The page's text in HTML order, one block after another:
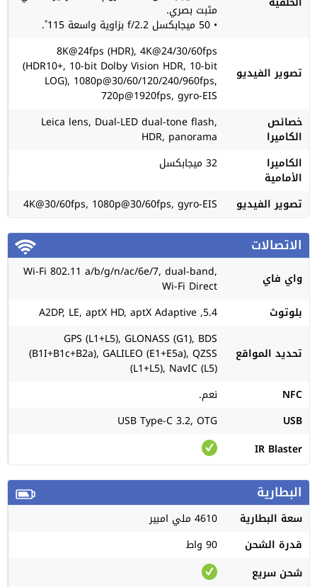
مثبت بصري.
• 50 ميجابكسل f/2.2 بزاوية واسعة 115˚.
تصوير الفيديو
8K@24fps (HDR), 4K@24/30/60fps
(HDR10+, 10-bit Dolby Vision HDR, 10-bit
LOG), 1080p@30/60/120/240/960fps,
720p@1920fps, gyro-EIS
خصائص
الكاميرا
Leica lens, Dual-LED dual-tone flash,
HDR, panorama
الكاميرا
الأمامية
32 ميجابكسل
تصوير الفيديو 4K@30/60fps, 1080p@30/60fps, gyro-EIS
الاتصالات
واي فاي Wi-Fi 802.11 a/b/g/n/ac/6e/7, dual-band,
Wi-Fi Direct
بلوتوث
5.4, A2DP, LE, aptX HD, aptX Adaptive
تحديد المواقع
GPS (L1+L5), GLONASS (G1), BDS
(B1I+B1c+B2a), GALILEO (E1+E5a), QZSS
(L1+L5), NavIC (L5)
NFC
نعم.
USB
USB Type-C 3.2, OTG
IR Blaster
البطارية
سعة البطارية
4610 ملي امبير
قدرة الشحن
90 واط
شحن سريع